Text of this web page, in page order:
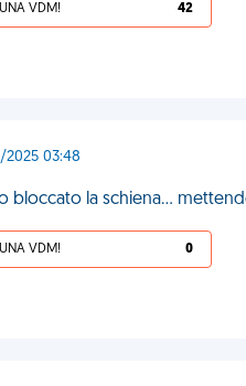
UNA VDM! 42
03:48
bloccato la schiena...
UNA VDM! 0